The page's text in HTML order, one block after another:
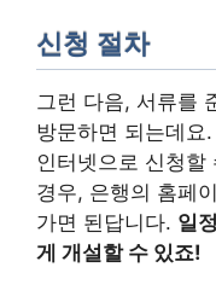
신청 절차
그런 다음, 서류를
방문하면 되는데요
인터넷으로 신청할
경우, 은행의 홈페
가면 된답니다. 일
게 개설할 수 있죠!